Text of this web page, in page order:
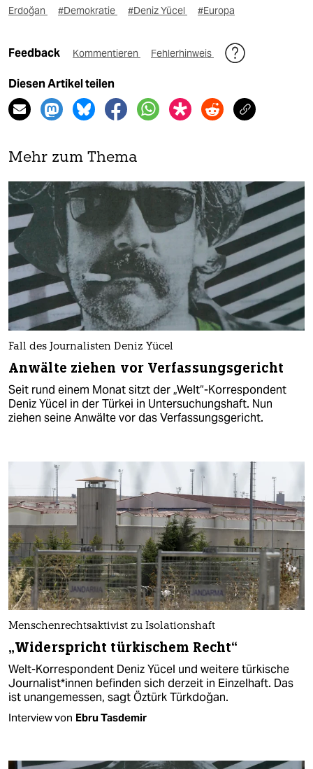
Erdoğan #Demokratie #Deniz Yücel #Europa
Feedback Kommentieren Fehlerhinweis
Diesen Artikel teilen
Mehr zum Thema
Fall des Journalisten Deniz Yücel
Anwälte ziehen vor Verfassungsgericht
Seit rund einem Monat sitzt der „Welt“-Korrespondent
Deniz Yücel in der Türkei in Untersuchungshaft. Nun
ziehen seine Anwälte vor das Verfassungsgericht.
Menschenrechtsaktivist zu Isolationshaft
„Widerspricht türkischem Recht“
Welt-Korrespondent Deniz Yücel und weitere türkische
Journalist*innen befinden sich derzeit in Einzelhaft. Das
ist unangemessen, sagt Öztürk Türkdoğan.
Interview von Ebru Tasdemir